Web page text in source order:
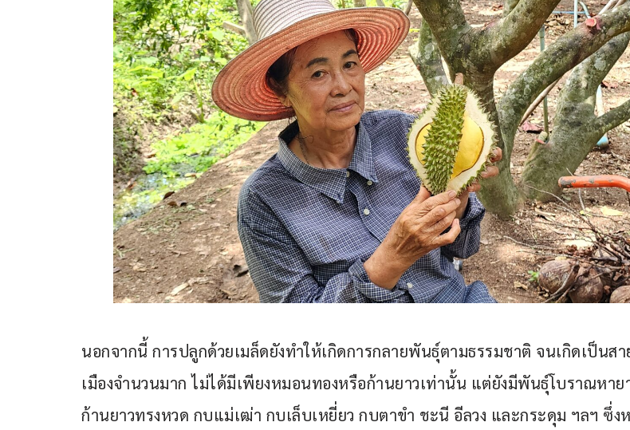
นอกจากนี้ การปลูกด้วยเมล็ดยังทำให้เกิดการกลายพันธุ์ตามธรรมชาติ จนเกิดเป็นส
เมืองจำนวนมาก ไม่ได้มีเพียงหมอนทองหรือก้านยาวเท่านั้น แต่ยังมีพันธุ์โบราณหาย
ก้านยาวทรงหวด กบแม่เฒ่า กบเล็บเหยี่ยว กบตาขำ ชะนี อีลวง และกระดุม ฯลฯ ซึ่ง